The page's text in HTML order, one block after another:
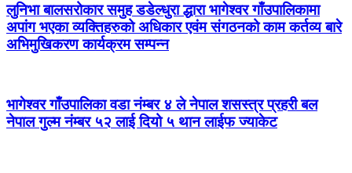
लुनिभा बालसरोकार समुह डडेल्धुरा द्धारा भागेश्वर गाँउपालिकामा
अपांग भएका व्यक्तिहरुको अधिकार एवंम संगठनको काम कर्तव्य बारे
अभिमुखिकरण कार्यक्रम सम्पन्न
भागेश्वर गाँउपालिका वडा नंम्बर ४ ले नेपाल शसस्त्र प्रहरी बल
नेपाल गुल्म नंम्बर ५२ लाई दियो ५ थान लाईफ ज्याकेट